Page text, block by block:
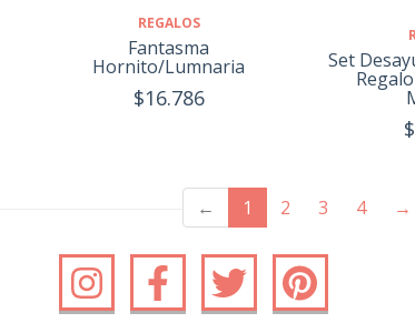
REGALOS
Fantasma
Hornito/Lumnaria
$16.786
Set
← 1 (current)
2 3 4 →